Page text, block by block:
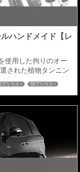
ハンドメイド【レ
使用した拘りのオー
された植物タンニン
が生み出す、味わ
ーザーキ―ケース】
０車種以上※全て車種
よる選べる仕様は全
色：...
プリウス
50プリウス